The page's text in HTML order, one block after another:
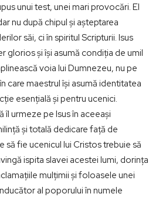
unui test, unei mari provocări. El
nu după chipul și așteptarea
săi, ci în spiritul Scripturii. Isus
glorios și își asumă condiția de umil
voia lui Dumnezeu, nu pe
care maestrul își asumă identitatea
esențială și pentru ucenici.
îl urmeze pe Isus în aceeași
și totală dedicare față de
să fie ucenicul lui Cristos trebuie să
ispita slavei acestei lumi, dorința
mulțimii și foloasele unei
al poporului în numele